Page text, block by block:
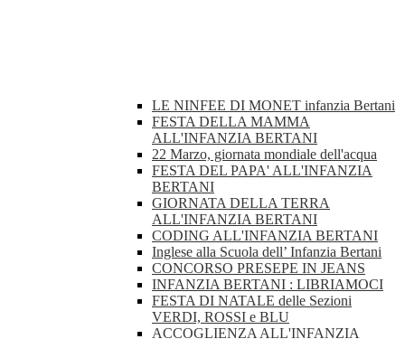
LE NINFEE DI MONET infanzia Bertani
FESTA DELLA MAMMA
ALL'INFANZIA BERTANI
22 Marzo, giornata mondiale dell'acqua
FESTA DEL PAPA' ALL'INFANZIA
BERTANI
GIORNATA DELLA TERRA
ALL'INFANZIA BERTANI
CODING ALL'INFANZIA BERTANI
Inglese alla Scuola dell’ Infanzia Bertani
CONCORSO PRESEPE IN JEANS
INFANZIA BERTANI : LIBRIAMOCI
FESTA DI NATALE delle Sezioni
VERDI, ROSSI e BLU
ACCOGLIENZA ALL'INFANZIA